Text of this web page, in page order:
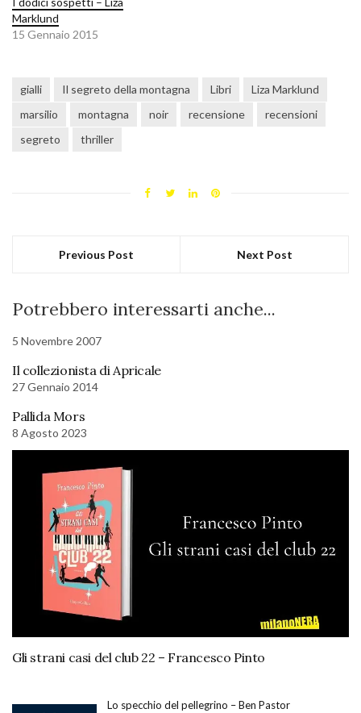
Marklund
15 Gennaio 2015
gialli Il segreto della montagna Libri
Liza Marklund
marsilio
montagna noir recensione
recensioni
segreto
thriller
Previous Post Next Post
Potrebbero interessarti anche...
5 Novembre 2007
Il collezionista di Apricale
27 Gennaio 2014
Pallida Mors
8 Agosto 2023
Gli strani casi del club 22 – Francesco Pinto
Lo specchio del pellegrino – Ben Pastor